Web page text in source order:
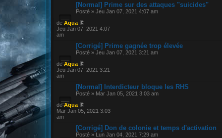
[Normal] Prime sur des attaques "suicides"
Posté » Jeu Jan 07, 2021 4:07 am
deAqua
Jeu Jan 07, 2021 4:07
am
[Corrigé] Prime gagnée trop élevée
Posté » Jeu Jan 07, 2021 3:21 am
deAqua
Jeu Jan 07, 2021 3:21
am
[Normal] Interdicteur bloque les RHS
Posté » Mar Jan 05, 2021 3:03 am
deAqua
Mar Jan 05, 2021 3:03
am
[Corrigé] Don de colonie et temps d'activation
Posté » Lun Jan 04, 2021 7:29 am